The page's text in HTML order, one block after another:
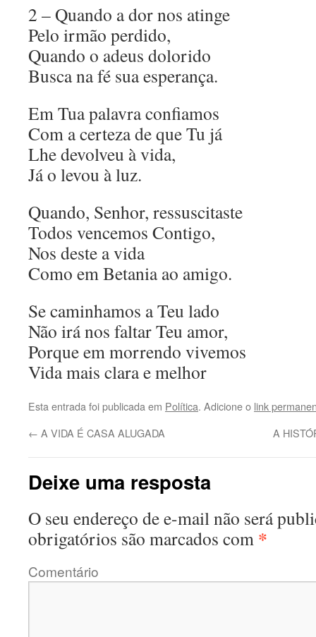
2 – Quando a dor nos atinge
Pelo irmão perdido,
Quando o adeus dolorido
Busca na fé sua esperança.
Em Tua palavra confiamos
Com a certeza de que Tu já
Lhe devolveu à vida,
Já o levou à luz.
Quando, Senhor, ressuscitaste
Todos vencemos Contigo,
Nos deste a vida
Como em Betania ao amigo.
Se caminhamos a Teu lado
Não irá nos faltar Teu amor,
Porque em morrendo vivemos
Vida mais clara e melhor
Esta entrada foi publicada em Política. Adicione o link
← A VIDA É CASA ALUGADA A
Deixe uma resposta
O seu endereço de e-mail não será
obrigatórios são marcados com *
Comentário